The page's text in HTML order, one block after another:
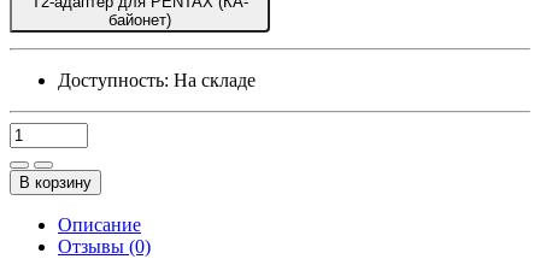
байонет)
Доступность: На складе
В корзину
Описание
Отзывы (0)